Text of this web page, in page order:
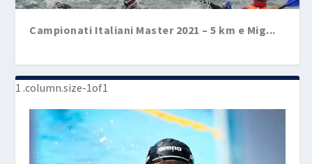
Campionati Italiani Master 2021 – 5 km e Mig...